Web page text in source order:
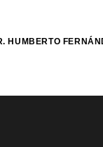
HUMBERTO